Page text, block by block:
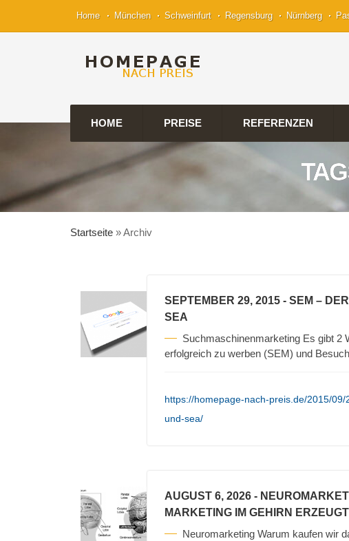
Home München Schweinfurt Regensburg Nürnberg
HOME PREISE REFERENZEN
Startseite »Archiv
SEPTEMBER 29, 2015 - SEM –
SEA
Suchmaschinenmarketing Es gibt 2
erfolgreich zu werben (SEM) und
https://homepage-nach-preis.de/2015/
und-sea/
AUGUST 6, 2026 -
MARKETING IM GEHIRN ERZEUGT
Neuromarketing Warum kaufen wir